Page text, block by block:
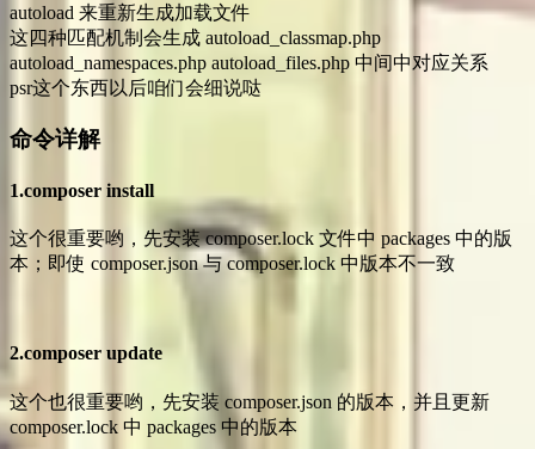
autoload 来重新生成加载文件
这四种匹配机制会生成 autoload_classmap.php
autoload_namespaces.php autoload_files.php 中间中对应关系
psr这个东西以后咱们会细说哒
命令详解
1.composer install
这个很重要哟，先安装 composer.lock 文件中 packages 中的版
本；即使 composer.json 与 composer.lock 中版本不一致
2.composer update
这个也很重要哟，先安装 composer.json 的版本，并且更新
composer.lock 中 packages 中的版本